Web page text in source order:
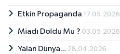
Etkin Propaganda 17.05.2026
Miadı Doldu Mu ? 03.05.2026
Yalan Dünya... 28.04.2026